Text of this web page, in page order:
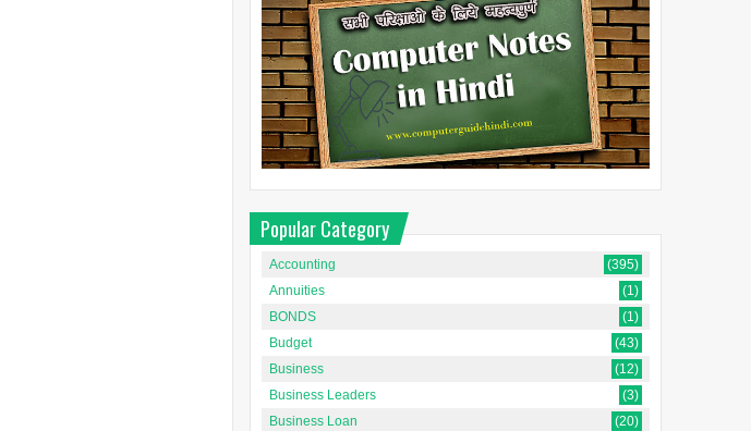
Popular Category
Accounting
(395)
Annuities
(1)
BONDS
(1)
Budget
(43)
Business
(12)
Business Leaders
(3)
Business Loan
(20)